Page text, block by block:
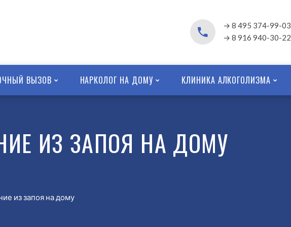
→ 8 495 374-99-03
→ 8 916 940-30-22
ВЫЗОВ НАРКОЛОГ НА ДОМУ КЛИНИКА АЛКОГОЛИЗМА
ИЗ ЗАПОЯ НА ДОМУ
из запоя на дому